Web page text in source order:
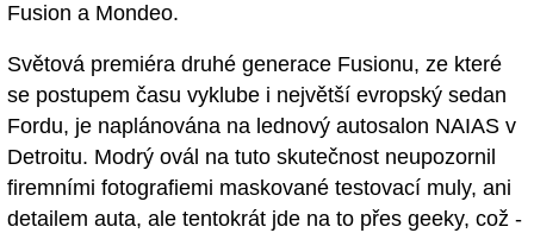
Fusion a Mondeo.
Světová premiéra druhé generace Fusionu, ze které
se postupem času vyklube i největší evropský sedan
Fordu, je naplánována na lednový autosalon NAIAS v
Detroitu. Modrý ovál na tuto skutečnost neupozornil
firemními fotografiemi maskované testovací muly, ani
detailem auta, ale tentokrát jde na to přes geeky, což -